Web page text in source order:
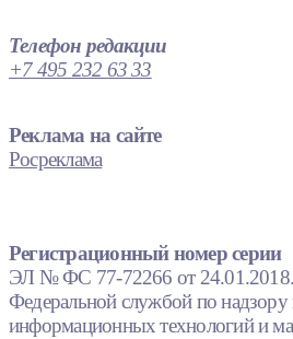
Телефон редакции
+7 495 232 63 33
Реклама на сайте
Росреклама
Регистрационный номер серии
ЭЛ № ФС 77-72266 от 24.01.2018.
Федеральной службой по надзору
информационных технологий и